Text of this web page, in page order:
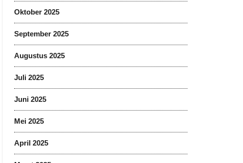
Oktober 2025
September 2025
Augustus 2025
Juli 2025
Juni 2025
Mei 2025
April 2025